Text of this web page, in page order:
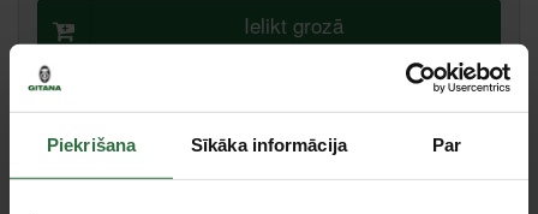
Piekrišana Sīkāka informācija Par
Ielikt grozā